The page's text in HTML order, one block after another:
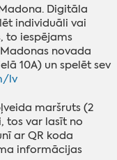
Digitāla
individuāli vai
to iespējams
novada
10A) un spelēt sev
lv
maršruts (2
tos var lasīt no
ar QR koda
informācijas